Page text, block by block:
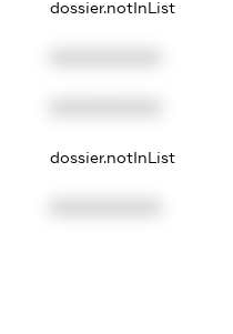
dossier.notInList
dossier.notInList